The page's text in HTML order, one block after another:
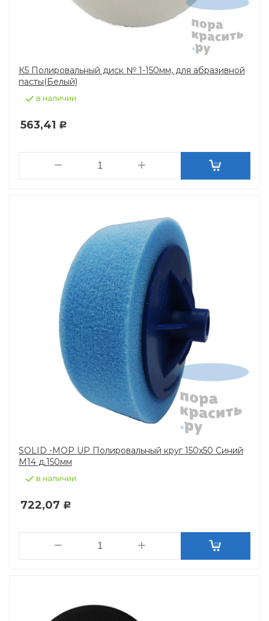
К5 Полировальный диск № 1-150мм, для абразивной
пасты(Белый)
в наличии
563,41 Р
SOLID -MOP UP Полировальный круг 150х50 Синий
М14 д.150мм
в наличии
722,07 Р